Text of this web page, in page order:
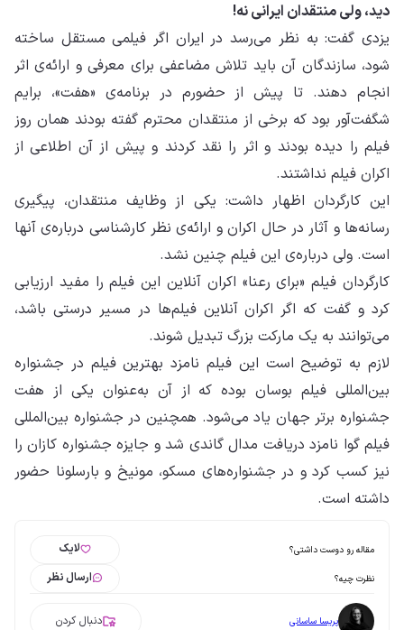
دید، ولی منتقدان ایرانی نه!
یزدی گفت: به نظر می‌رسد در ایران اگر فیلمی مستقل ساخته
شود، سازندگان آن باید تلاش مضاعفی برای معرفی و ارائه‌ی اثر
انجام دهند. تا پیش از حضورم در برنامه‌ی «هفت»، برایم
شگفت‌آور بود که برخی از منتقدان محترم گفته بودند همان روز
فیلم را دیده بودند و اثر را نقد کردند و پیش از آن اطلاعی از
اکران فیلم نداشتند.
این کارگردان اظهار داشت: یکی از وظایف منتقدان، پیگیری
رسانه‌ها و آثار در حال اکران و ارائه‌ی نظر کارشناسی درباره‌ی آنها
است. ولی درباره‌ی این فیلم چنین نشد.
کارگردان فیلم «برای رعنا» اکران آنلاین این فیلم را مفید ارزیابی
کرد و گفت که اگر اکران آنلاین فیلم‌ها در مسیر درستی باشد،
می‌توانند به یک مارکت بزرگ تبدیل شوند.
لازم به توضیح است این فیلم نامزد بهترین فیلم در جشنواره
بین‌المللی فیلم بوسان بوده که از آن به‌عنوان یکی از هفت
جشنواره برتر جهان یاد می‌شود. همچنین در جشنواره بین‌المللی
فیلم گوا نامزد دریافت مدال گاندی شد و جایزه جشنواره کازان را
نیز کسب کرد و در جشنواره‌های مسکو، مونیخ و بارسلونا حضور
داشته است.
مقاله رو دوست داشتی؟ لایک
نظرت چیه؟ ارسال نظر
پریسا ساسانی دنبال کردن